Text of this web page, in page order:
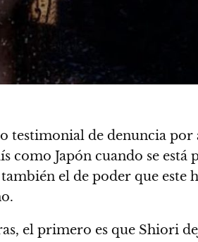
testimonial de denuncia
Japón cuando se
el de poder que este
el primero es que Shiori